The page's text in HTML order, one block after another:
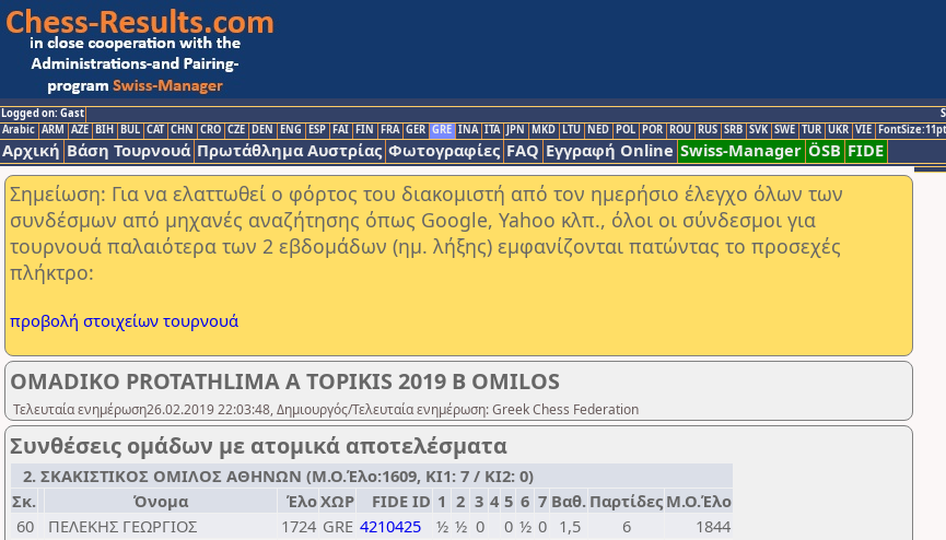
Logged on: Gast
Arabic ARM AZE BIH BUL CAT CHN CRO CZE DEN ENG ESP FAI FIN FRA GER GRE INA ITA JPN MKD LTU NED POL POR ROU RUS SRB SVK SWE TUR UKR VIE FontSize:11pt
Αρχική Βάση Τουρνουά Πρωτάθλημα Αυστρίας Φωτογραφίες FAQ Εγγραφή Online Swiss-Manager ÖSB FIDE
Σημείωση: Για να ελαττωθεί ο φόρτος του διακομιστή από τον ημερήσιο έλεγχο όλων των
συνδέσμων από μηχανές αναζήτησης όπως Google, Yahoo κλπ., όλοι οι σύνδεσμοι για
τουρνουά παλαιότερα των 2 εβδομάδων (ημ. λήξης) εμφανίζονται πατώντας το προσεχές
πλήκτρο:
προβολή στοιχείων τουρνουά
OMADIKO PROTATHLIMA A TOPIKIS 2019 B OMILOS
Τελευταία ενημέρωση26.02.2019 22:03:48, Δημιουργός/Τελευταία ενημέρωση: Greek Chess Federation
Συνθέσεις ομάδων με ατομικά αποτελέσματα
2. ΣΚΑΚΙΣΤΙΚΟΣ ΟΜΙΛΟΣ ΑΘΗΝΩΝ (Μ.Ο.Έλο:1609, ΚΙ1: 7 / ΚΙ2: 0)
Σκ.
Όνομα ΈλοΧΩΡ FIDE ID 1 2 3 4 5 6 7 Βαθ. Παρτίδες Μ.Ο.Έλο
60
ΠΕΛΕΚΗΣ ΓΕΩΡΓΙΟΣ 1724 GRE 4210425 ½ ½ 0 0 ½ 0 1,5 6
1844